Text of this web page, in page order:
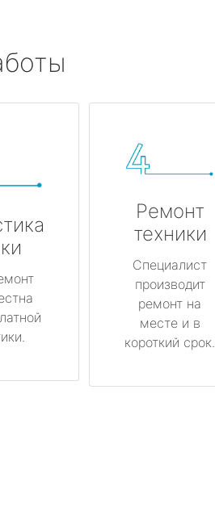
Ремонт
техники
Специалист
производит
ремонт на
месте и в
короткий срок.